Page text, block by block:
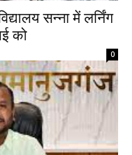
सन्ना में लर्निंग
को
0